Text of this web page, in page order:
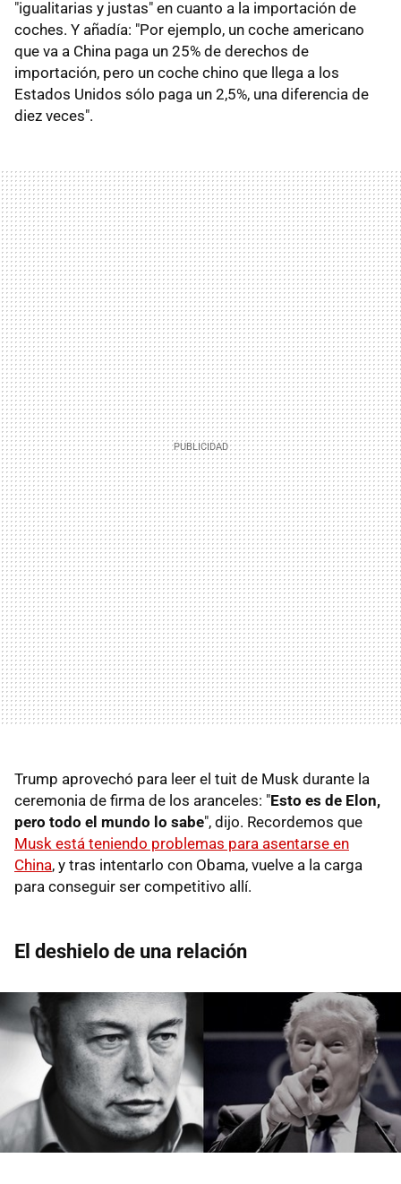
"igualitarias y justas" en cuanto a la importación de
coches. Y añadía: "Por ejemplo, un coche americano
que va a China paga un 25% de derechos de
importación, pero un coche chino que llega a los
Estados Unidos sólo paga un 2,5%, una diferencia de
diez veces".
Trump aprovechó para leer el tuit de Musk durante la
ceremonia de firma de los aranceles: "Esto es de Elon,
pero todo el mundo lo sabe", dijo. Recordemos que
Musk está teniendo problemas para asentarse en
China, y tras intentarlo con Obama, vuelve a la carga
para conseguir ser competitivo allí.
El deshielo de una relación